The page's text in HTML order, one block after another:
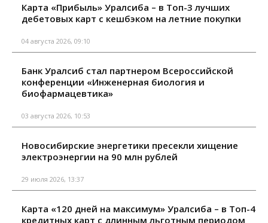
Карта «Прибыль» Уралсиба – в Топ-3 лучших
дебетовых карт с кешбэком на летние покупки
04 августа 2026, 09:10
Банк Уралсиб стал партнером Всероссийской
конференции «Инженерная биология и
биофармацевтика»
03 августа 2026, 10:53
Новосибирские энергетики пресекли хищение
электроэнергии на 90 млн рублей
29 июля 2026, 13:37
Карта «120 дней на максимум» Уралсиба – в Топ-4
кредитных карт с длинным льготным периодом